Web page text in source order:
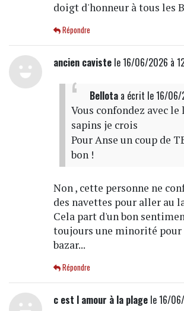
doigt d'honneur à tous les
Répondre
ancien cavistele 16/06/2026 à
Bellotaa écrit le 16/06/
Vous confondez avec le
sapins je crois
Pour Anse un coup de
bon !
Non , cette personne ne
des navettes pour aller au
Cela part d'un bon
toujours une minorité
bazar...
Répondre
c est l amour à la plagele 16/